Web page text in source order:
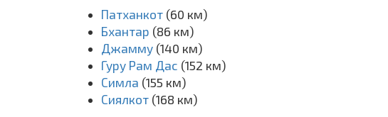
Патханкот (60 км)
Бхантар (86 км)
Джамму (140 км)
Гуру Рам Дас (152 км)
Симла (155 км)
Сиялкот (168 км)